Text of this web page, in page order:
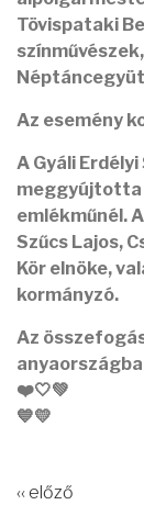
Tövispataki
Az esemény
A Gyáli
meggyújtotta
emlékműnél.
Szűcs Lajos,
Kör elnöke,
kormányzó.
Az
❤️🤍💚
💙💛
‹‹ előző